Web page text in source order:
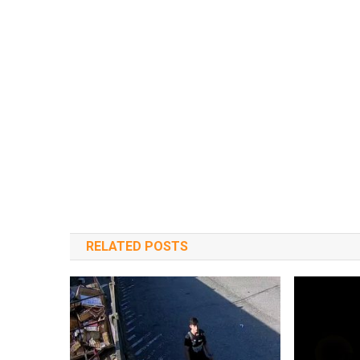
RELATED POSTS